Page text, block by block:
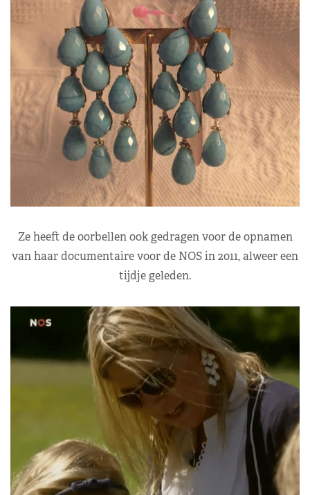
Ze heeft de oorbellen ook gedragen voor de opnamen
van haar documentaire voor de NOS in 2011, alweer een
tijdje geleden.